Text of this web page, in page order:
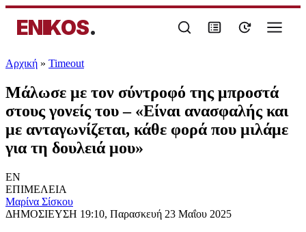
ENIKOS.
Αρχική » Timeout
Μάλωσε με τον σύντροφό της μπροστά
στους γονείς του – «Είναι ανασφαλής και
με ανταγωνίζεται, κάθε φορά που μιλάμε
για τη δουλειά μου»
EN
ΕΠΙΜΕΛΕΙΑ
Μαρίνα Σίσκου
ΔΗΜΟΣΙΕΥΣΗ 19:10, Παρασκευή 23 Μαΐου 2025